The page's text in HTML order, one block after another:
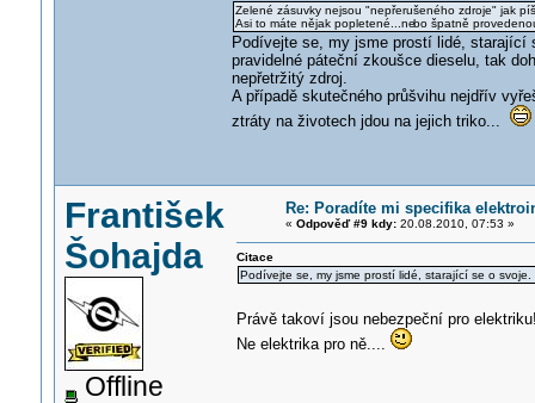
Zelené zásuvky nejsou "nepřerušeného zdroje" jak
Asi to máte nějak popletené...nebo špatně
Podívejte se, my jsme prostí lidé, starající
pravidelné páteční zkoušce dieselu, tak
nepřetržitý zdroj.
A případě skutečného průšvihu nejdřív
ztráty na životech jdou na jejich triko...
František
Šohajda
Offline
Re: Poradíte mi specifika
« Odpověď #9 kdy:20.08.2010, 07:53 »
Citace
Podívejte se, my jsme prostí lidé, starající se o svoje.
Právě takoví jsou nebezpeční pro
Ne elektrika pro ně....